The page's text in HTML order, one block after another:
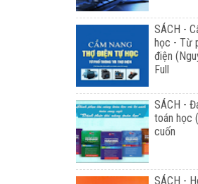
SÁCH -
học - Từ
điện
Full
SÁCH -
toán học
cuốn
SÁCH -